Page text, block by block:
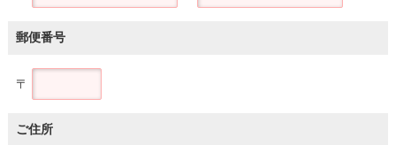
郵便番号
〒
ご住所